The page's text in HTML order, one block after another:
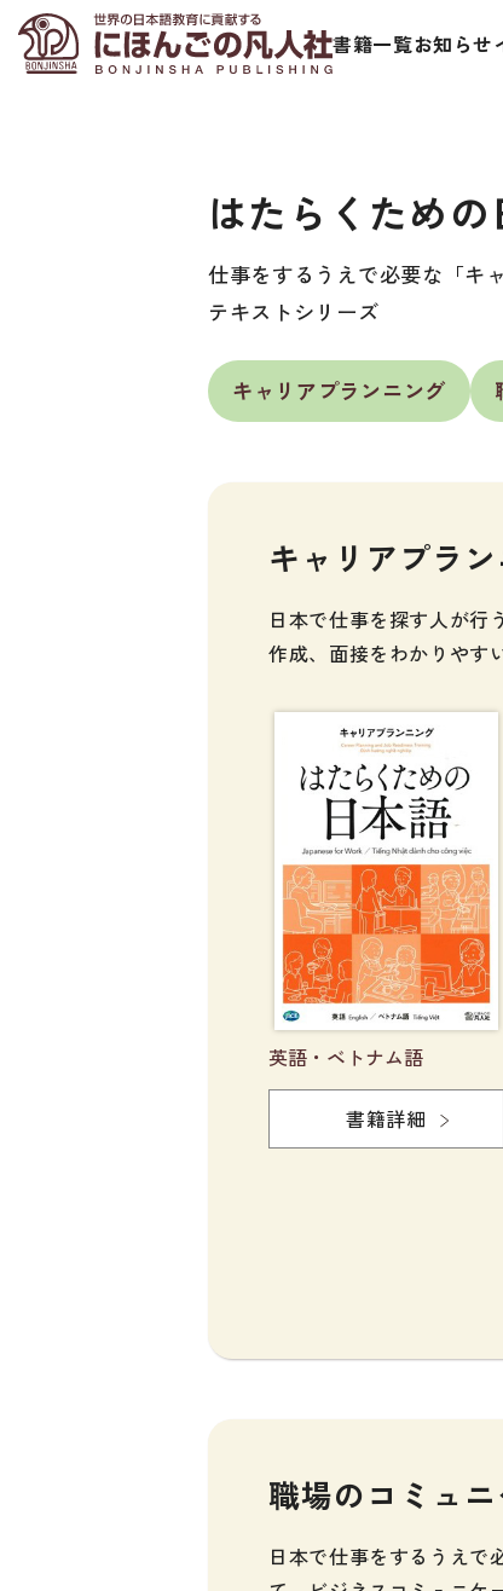
書籍一覧お知らせ
日本語学習者用教科書 視聴覚
ビデオ・Ｄ
カード・ゲ
絵本・子ど
図表
はたらくため
仕事をするうえで必要な「キ
テキストシリーズ
キャリアプランニング
キャリアプラ
日本で仕事を探す人が行
作成、面接をわかりやす
英語・ベトナム語
書籍詳細
職場のコミュ
日本で仕事をするうえで